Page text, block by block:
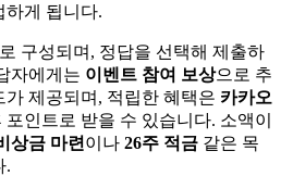
하게 됩니다.
로 구성되며, 정답을 선택해 제출하
자에게는 이벤트 참여 보상으로 추
제공되며, 적립한 혜택은 카카오
포인트로 받을 수 있습니다. 소액이
상금 마련 이나 26주 적금 같은 목
.